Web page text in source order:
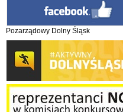
Pozarządowy Dolny Śląsk